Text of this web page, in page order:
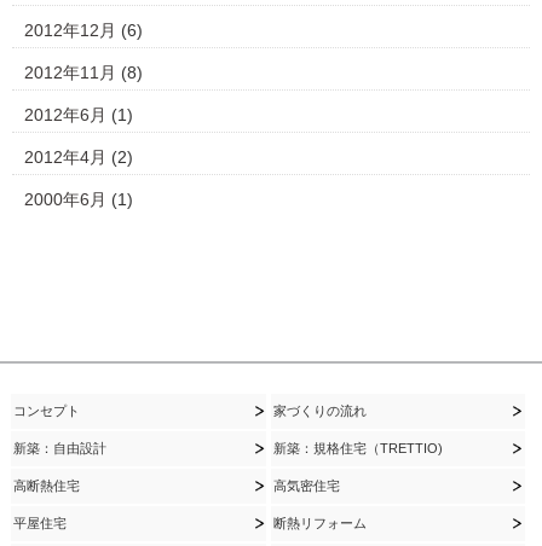
2012年12月 (6)
2012年11月 (8)
2012年6月 (1)
2012年4月 (2)
2000年6月 (1)
コンセプト 家づくりの流れ
新築：自由設計 新築：規格住宅（TRETTIO)
高断熱住宅 高気密住宅
平屋住宅 断熱リフォーム